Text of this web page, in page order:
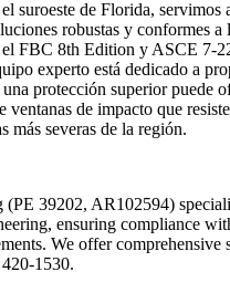
suroeste de Florida, servimos
robustas y conformes a
el FBC 8th Edition y ASCE 7-
experto está dedicado a
protección superior puede
ventanas de impacto que
más severas de la región.
(PE 39202, AR102594)
ensuring compliance
We offer comprehensive
1530.